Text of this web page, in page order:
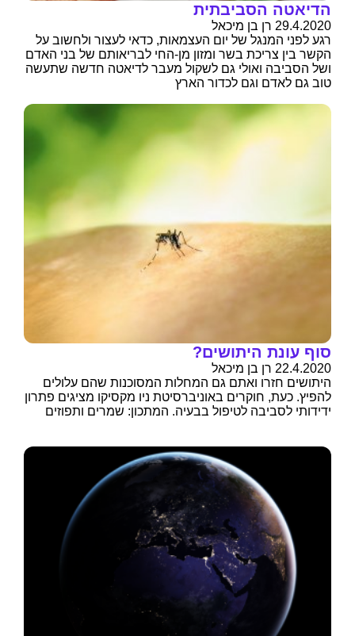
הדיאטה הסביבתית
29.4.2020 רן בן מיכאל
רגע לפני המנגל של יום העצמאות, כדאי לעצור ולחשוב על
הקשר בין צריכת בשר ומזון מן-החי לבריאותם של בני האדם
ושל הסביבה ואולי גם לשקול מעבר לדיאטה חדשה שתעשה
טוב גם לאדם וגם לכדור הארץ
סוף עונת היתושים?
22.4.2020 רן בן מיכאל
היתושים חזרו ואתם גם המחלות המסוכנות שהם עלולים
להפיץ. כעת, חוקרים באוניברסיטת ניו מקסיקו מציגים פתרון
ידידותי לסביבה לטיפול בבעיה. המתכון: שמרים ותפוזים